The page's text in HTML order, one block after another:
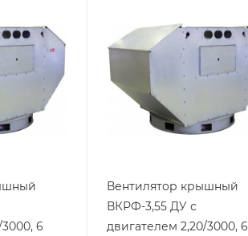
6
Вентилятор крышный
ВКРФ-3,55 ДУ с
двигателем 2,20/3000, 6